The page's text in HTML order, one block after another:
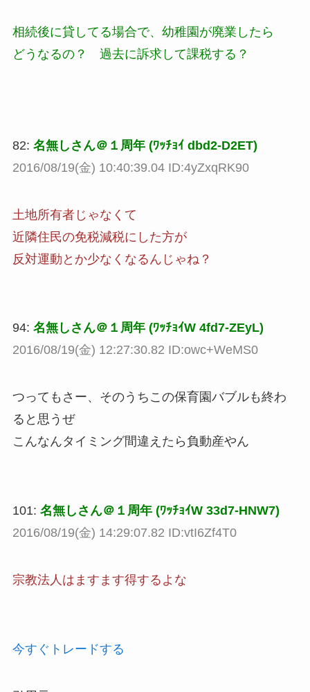
相続後に貸してる場合で、幼稚園が廃業したら
どうなるの？ 過去に訴求して課税する？
82: 名無しさん＠１周年 (ﾜｯﾁｮｲ dbd2-D2ET)
2016/08/19(金) 10:40:39.04 ID:4yZxqRK90
土地所有者じゃなくて
近隣住民の免税減税にした方が
反対運動とか少なくなるんじゃね？
94: 名無しさん＠１周年 (ﾜｯﾁｮｲW 4fd7-ZEyL)
2016/08/19(金) 12:27:30.82 ID:owc+WeMS0
つってもさー、そのうちこの保育園バブルも終わ
ると思うぜ
こんなんタイミング間違えたら負動産やん
101: 名無しさん＠１周年 (ﾜｯﾁｮｲW 33d7-HNW7)
2016/08/19(金) 14:29:07.82 ID:vtI6Zf4T0
宗教法人はますます得するよな
今すぐトレードする